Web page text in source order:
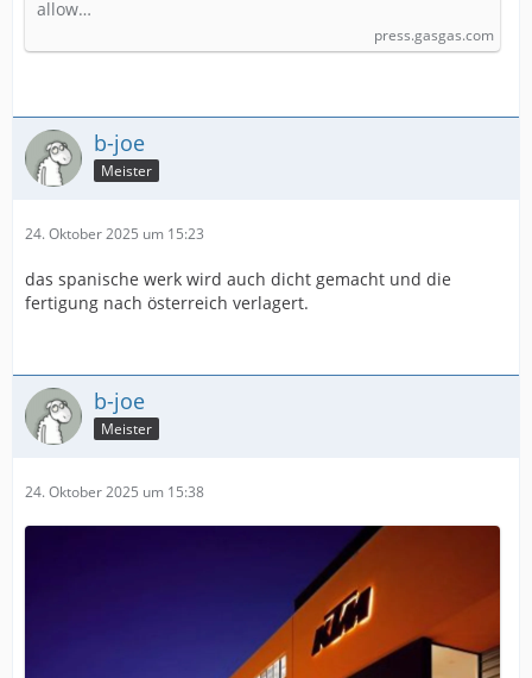
allow…
press.gasgas.com
b-joe
Meister
24. Oktober 2025 um 15:23
das spanische werk wird auch dicht gemacht und die
fertigung nach österreich verlagert.
b-joe
Meister
24. Oktober 2025 um 15:38